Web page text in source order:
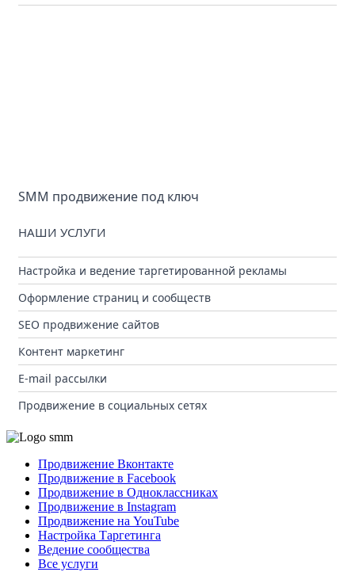
SMM продвижение под ключ
НАШИ УСЛУГИ
Настройка и ведение таргетированной рекламы
Оформление страниц и сообществ
SEO продвижение сайтов
Контент маркетинг
E-mail рассылки
Продвижение в социальных сетях
Продвижение Вконтакте
Продвижение в Facebook
Продвижение в Одноклассниках
Продвижение в Instagram
Продвижение на YouTube
Настройка Таргетинга
Ведение сообщества
Все услуги